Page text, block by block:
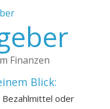
Finanzen
Blick:
Bezahlmittel oder